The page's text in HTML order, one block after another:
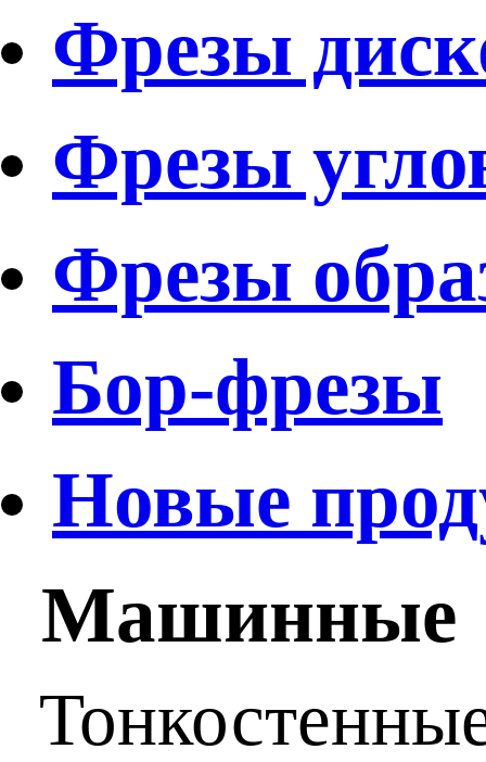
Фрезы
Фрезы
Фрезы
Бор-фрезы
Новые
Машинные